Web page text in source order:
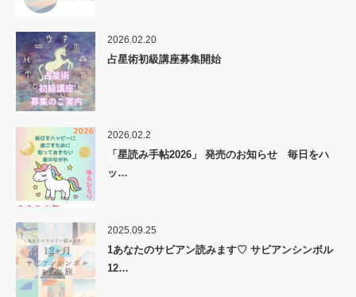
2026.02.20
占星術初級講座募集開始
2026.02.2
「星読み手帖2026」 発売のお知らせ 毎日をハ
ッ…
2025.09.25
1あなたのサビアン読みます♡ サビアンシンボル
12…